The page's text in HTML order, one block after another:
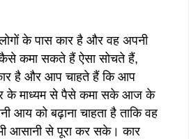
के पास कार है और वह अपनी
कमा सकते हैं ऐसा सोचते हैं,
है और आप चाहते हैं कि आप
के माध्यम से पैसे कमा सके आज के
आय को बढ़ाना चाहता है ताकि वह
आसानी से पूरा कर सके। कार